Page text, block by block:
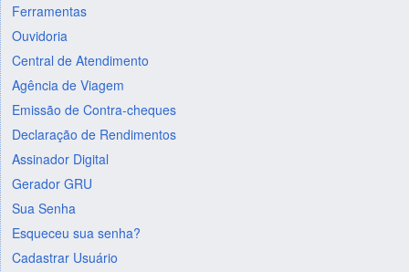
Ferramentas
Ouvidoria
Central de Atendimento
Agência de Viagem
Emissão de Contra-cheques
Declaração de Rendimentos
Assinador Digital
Gerador GRU
Sua Senha
Esqueceu sua senha?
Cadastrar Usuário